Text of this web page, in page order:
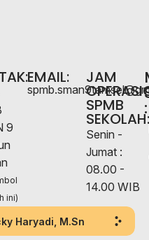
9
ini)
Haryadi, M.Sn
EMAIL: JAM
SPMB
SEKOLAH:
Senin -
Jumat :
08.00 -
14.00 WIB
: